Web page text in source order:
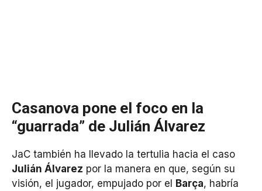
Casanova pone el foco en la
“guarrada” de Julián Álvarez
JaC también ha llevado la tertulia hacia el caso
Julián Álvarez por la manera en que, según su
visión, el jugador, empujado por el Barça, habría